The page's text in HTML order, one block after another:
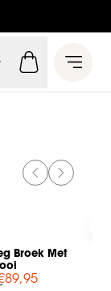
Open
PREVIOUS
NEXT
to your
Wide Leg
Broek Met